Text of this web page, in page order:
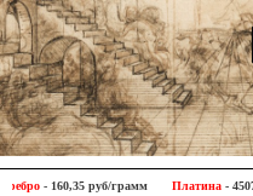
Antique Trip
Главное меню
Перейти к основному
Перейти к
- 160,35 руб/грамм Платина- 4507,54